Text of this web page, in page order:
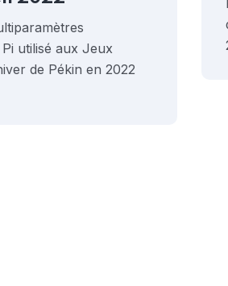
utilisé aux Jeux
de Pékin en 2022